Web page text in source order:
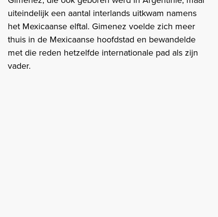
uiteindelijk een aantal interlands uitkwam namens
het Mexicaanse elftal. Gimenez voelde zich meer
thuis in de Mexicaanse hoofdstad en bewandelde
met die reden hetzelfde internationale pad als zijn
vader.